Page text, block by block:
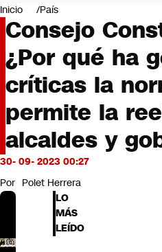
Negocios
Deportes
Programas completos
Cultura
Servicios
Bits
CNN tiempo
Futuro 360
Opinión
Inicio País
Consejo
¿Por qué ha
críticas la
permite la
alcaldes y
30- 09- 2023 00:27
Por Polet Herrera
LO
MÁS
LEÍDO